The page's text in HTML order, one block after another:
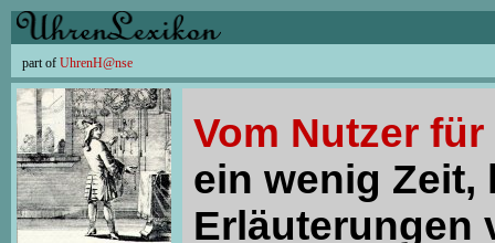
part of UhrenH@nse
Vom Nutzer
ein wenig Zeit,
Erläuterungen